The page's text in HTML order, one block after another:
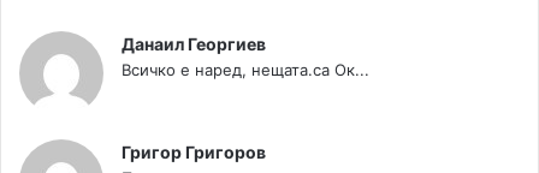
Данаил Георгиев
Всичко е наред, нещата.са Ок...
Григор Григоров